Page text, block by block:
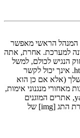
המנהל הראשי מאפשר
למערכת. אחרת, אתה
הנגיש לכולם, למשל
http://www.example.com/my-picture.gif. אינך יכול לקשר
(אלא אם כן הוא
מאחורי מנגנוני אימות,
למשל תיבות הדואר של hotmail או yahoo, אתרים המוגנים
בססמה, וכד'. כדי להציג את התמונה בעזרת התג [img] של